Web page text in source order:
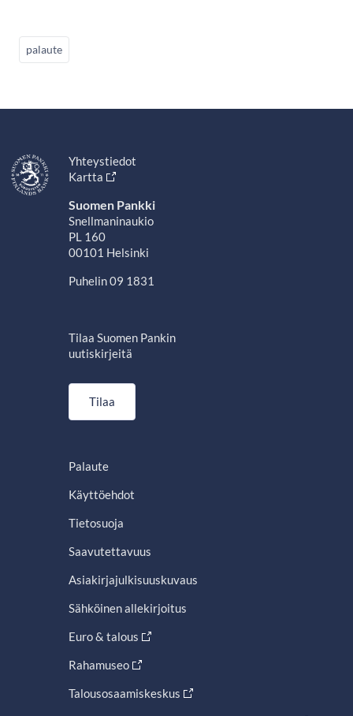
palaute
Yhteystiedot
Kartta
Suomen Pankki
Snellmaninaukio
PL 160
00101 Helsinki
Puhelin 09 1831
Tilaa Suomen Pankin
uutiskirjeitä
Tilaa
Palaute
Käyttöehdot
Tietosuoja
Saavutettavuus
Asiakirjajulkisuuskuvaus
Sähköinen allekirjoitus
Euro & talous
Rahamuseo
Talousosaamiskeskus